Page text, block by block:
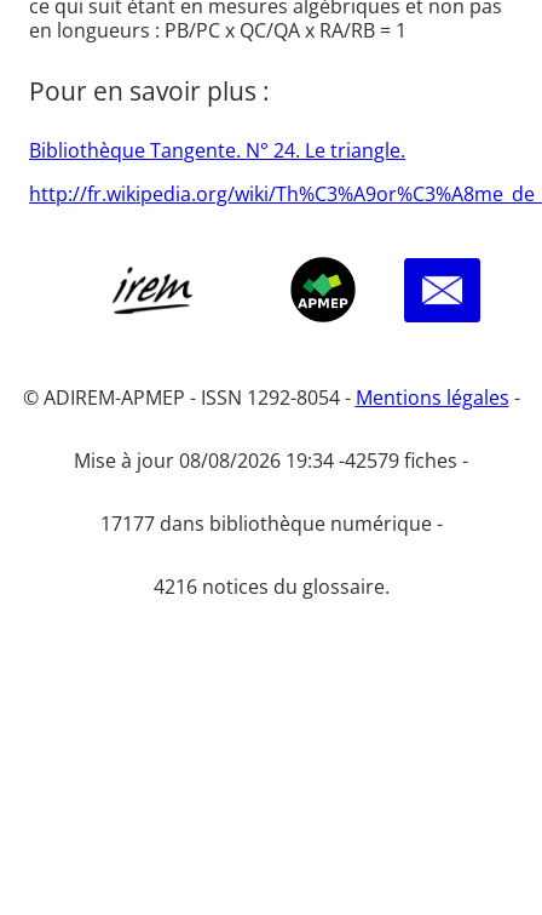
ce qui suit étant en mesures algébriques et non pas
en longueurs : PB/PC x QC/QA x RA/RB = 1
Pour en savoir plus :
Bibliothèque Tangente. N° 24. Le triangle.
http://fr.wikipedia.org/wiki/
© ADIREM-APMEP - ISSN 1292-8054 - Mentions légales -
Mise à jour 08/08/2026 19:34 -42579 fiches -
17177 dans bibliothèque numérique -
4216 notices du glossaire.